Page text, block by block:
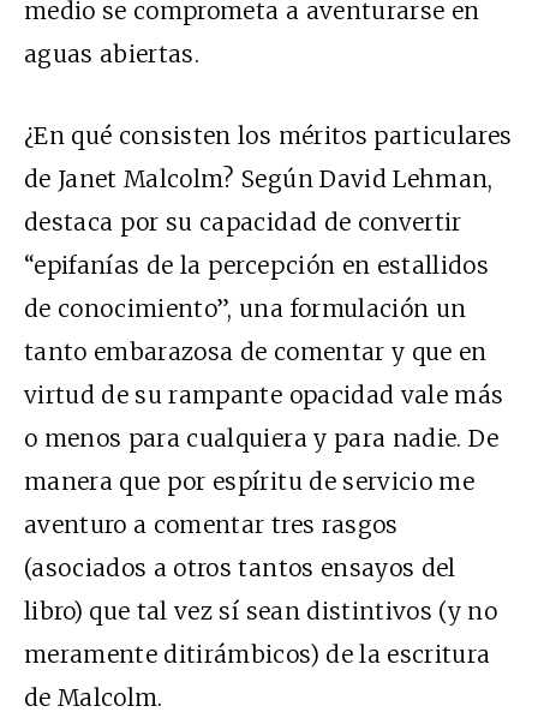
medio se comprometa a aventurarse en
aguas abiertas.
¿En qué consisten los méritos particulares
de Janet Malcolm? Según David Lehman,
destaca por su capacidad de convertir
“epifanías de la percepción en estallidos
de conocimiento”, una formulación un
tanto embarazosa de comentar y que en
virtud de su rampante opacidad vale más
o menos para cualquiera y para nadie. De
manera que por espíritu de servicio me
aventuro a comentar tres rasgos
(asociados a otros tantos ensayos del
libro) que tal vez sí sean distintivos (y no
meramente ditirámbicos) de la escritura
de Malcolm.